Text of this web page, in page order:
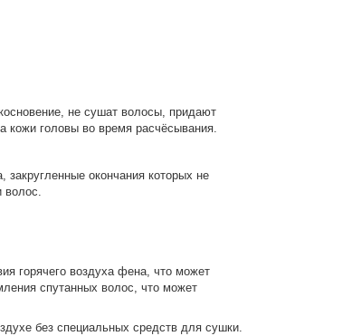
не сушат волосы, придают
кожи головы во время расчёсывания.
окончания которых не
волос.
горячего воздуха фена, что может
спутанных волос, что может
без специальных средств для сушки.